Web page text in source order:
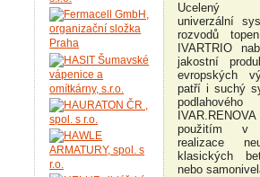
univerzální
rozvodů
IVARTRIO
jakostní
evropských
patří i suchý
použitím v
realizace
klasických
nebo